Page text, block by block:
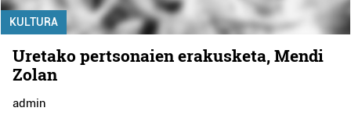
KULTURA
Uretako pertsonaien erakusketa, Mendi
Zolan
admin